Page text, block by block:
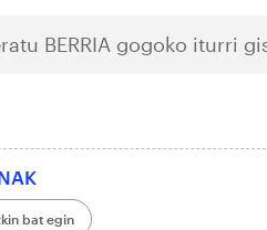
BERRIA gogoko iturri
bat egin